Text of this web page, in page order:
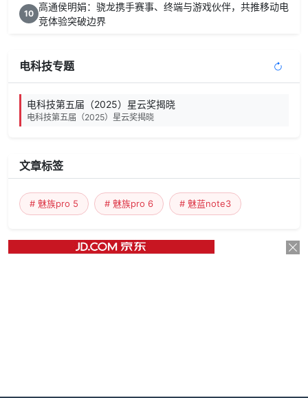
10
高通侯明娟：骁龙携手赛事、终端与游戏伙伴，共推移动电
竞体验突破边界
电科技专题
电科技第五届（2025）星云奖揭晓
电科技第五届（2025）星云奖揭晓
文章标签
# 魅族pro 5 # 魅族pro 6 # 魅蓝note3